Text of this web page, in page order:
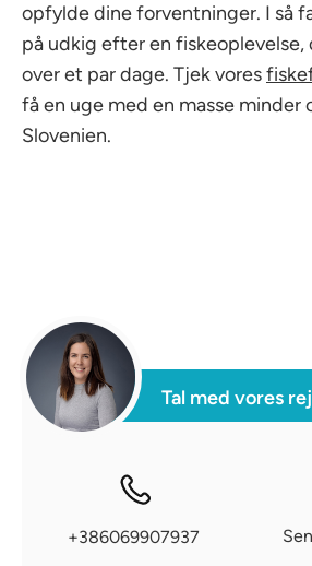
opfylde dine forventninger. I så
på udkig efter en
over et par dage. Tjek vores
få en uge med en masse minder
Slovenien.
Tal med vores
+386069907937